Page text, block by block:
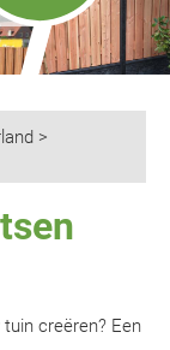
>
creëren? Een